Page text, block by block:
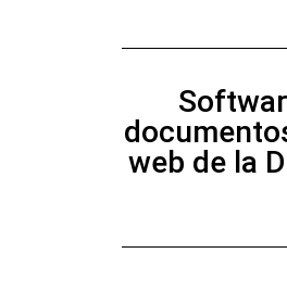
web de la